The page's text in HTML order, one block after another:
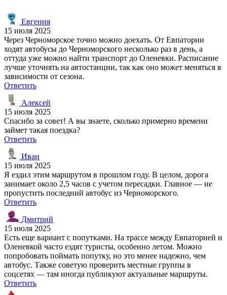
Евгения
15 июля 2025
Через Черноморское точно можно доехать. От Евпатории
ходят автобусы до Черноморского несколько раз в день, а
оттуда уже можно найти транспорт до Оленевки. Расписание
лучше уточнять на автостанции, так как оно может меняться в
зависимости от сезона.
Ответить
Алексей
15 июля 2025
Спасибо за совет! А вы знаете, сколько примерно времени
займет такая поездка?
Ответить
Иван
15 июля 2025
Я ездил этим маршрутом в прошлом году. В целом, дорога
занимает около 2,5 часов с учетом пересадки. Главное — не
пропустить последний автобус из Черноморского.
Ответить
Дмитрий
15 июля 2025
Есть еще вариант с попутками. На трассе между Евпаторией и
Оленевкой часто ездят туристы, особенно летом. Можно
попробовать поймать попутку, но это менее надежно, чем
автобус. Также советую проверить местные группы в
соцсетях — там иногда публикуют актуальные маршруты.
Ответить